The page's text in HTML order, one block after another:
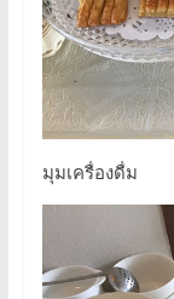
มุมเครื่องดื่ม